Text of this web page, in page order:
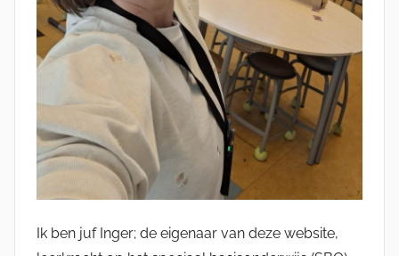
Ik ben juf Inger; de eigenaar van deze website,